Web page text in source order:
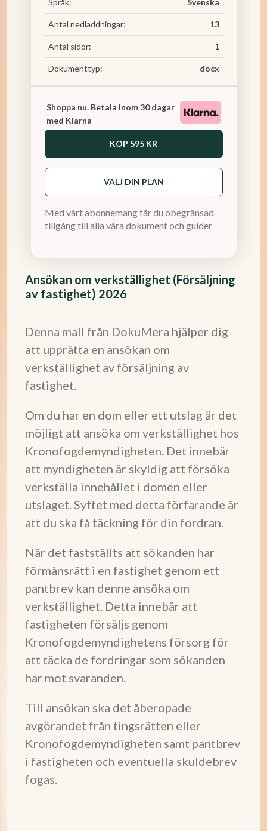
Ansökan om verkställighet (Försäljning
av fastighet) 2026
Denna mall från DokuMera hjälper dig
att upprätta en ansökan om
verkställighet av försäljning av
fastighet.
Om du har en dom eller ett utslag är det
möjligt att ansöka om verkställighet hos
Kronofogdemyndigheten. Det innebär
att myndigheten är skyldig att försöka
verkställa innehållet i domen eller
utslaget. Syftet med detta förfarande är
att du ska få täckning för din fordran.
När det fastställts att sökanden har
förmånsrätt i en fastighet genom ett
pantbrev kan denne ansöka om
verkställighet. Detta innebär att
fastigheten försäljs genom
Kronofogdemyndighetens försorg för
att täcka de fordringar som sökanden
har mot svaranden.
Till ansökan ska det åberopade
avgörandet från tingsrätten eller
Kronofogdemyndigheten samt pantbrev
i fastigheten och eventuella skuldebrev
fogas.
Språk: Svenska
Antal nedladdningar: 13
Antal sidor: 1
Dokumenttyp: docx
Shoppa nu. Betala inom 30 dagar
med Klarna
KÖP 595 KR
VÄLJ DIN PLAN
Med vårt abonnemang får du obegränsad
tillgång till alla våra dokument och guider